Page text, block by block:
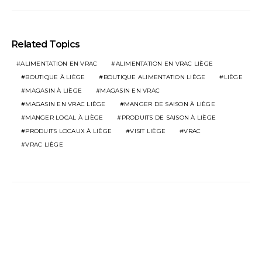
Related Topics
ALIMENTATION EN VRAC
ALIMENTATION EN VRAC LIÈGE
BOUTIQUE À LIÈGE
BOUTIQUE ALIMENTATION LIÈGE
LIÈGE
MAGASIN À LIÈGE
MAGASIN EN VRAC
MAGASIN EN VRAC LIÈGE
MANGER DE SAISON À LIÈGE
MANGER LOCAL À LIÈGE
PRODUITS DE SAISON À LIÈGE
PRODUITS LOCAUX À LIÈGE
VISIT LIÈGE
VRAC
VRAC LIÈGE